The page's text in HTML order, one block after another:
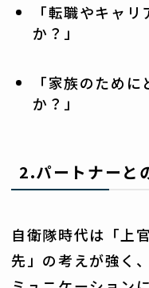
「転職やキャ
か？」
「家族のため
か？」
2.パートナーと
自衛隊時代は「上
先」の考えが強く